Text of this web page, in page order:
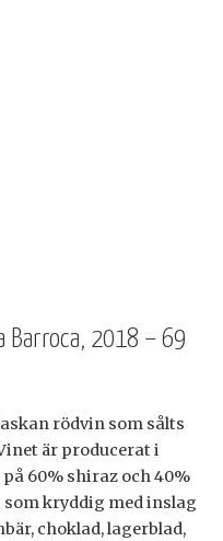
Barroca, 2018 – 69
rödvin som sålts
är producerat i
60% shiraz och 40%
kryddig med inslag
choklad, lagerblad,